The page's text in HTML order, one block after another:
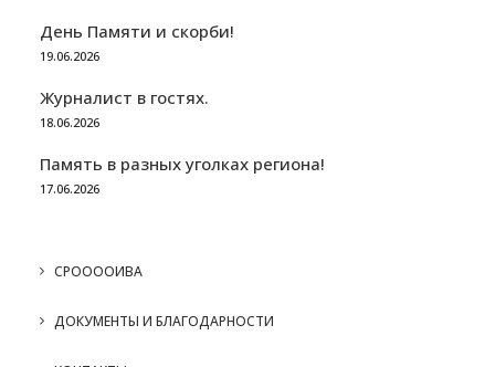
День Памяти и скорби!
19.06.2026
Журналист в гостях.
18.06.2026
Память в разных уголках региона!
17.06.2026
СРООООИВА
ДОКУМЕНТЫ И БЛАГОДАРНОСТИ